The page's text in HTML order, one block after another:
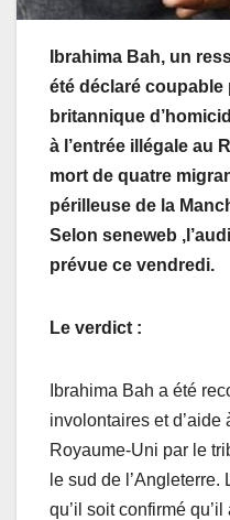
Ibrahima Bah, un
été déclaré coupable
britannique
à l’entrée illégale au
mort de quatre
périlleuse de la
Selon seneweb
prévue ce vendredi.
Le verdict :
Ibrahima Bah a été
involontaires et d’aide
Royaume-Uni par le
le sud de l’Angleterre.
qu’il soit confirmé